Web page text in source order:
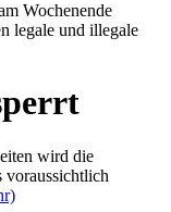
Wochenende
legale und illegale
wird die
voraussichtlich